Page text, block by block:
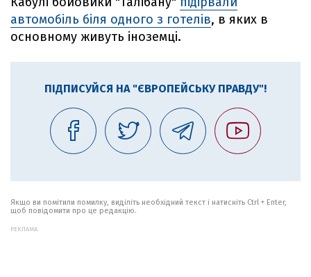
автомобіль біля одного з готелів, в яких в
основному живуть іноземці.
ПІДПИСУЙСЯ НА "ЄВРОПЕЙСЬКУ ПРАВДУ"!
Якщо ви помітили помилку, виділіть необхідний текст і натисніть Ctrl + Enter,
щоб повідомити про це редакцію.
РЕКЛАМА: